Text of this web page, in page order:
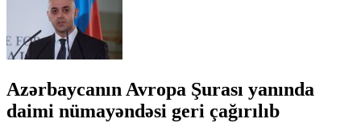
Azərbaycanın Avropa Şurası yanında
daimi nümayəndəsi geri çağırılıb